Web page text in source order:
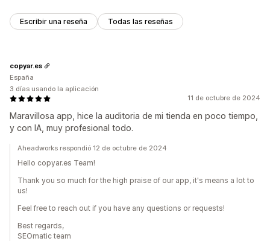
Escribir una reseña Todas las reseñas
11 de octubre de 2024
Maravillosa app, hice la auditoria de mi tienda en poco tiempo,
y con IA, muy profesional todo.
copyar.es
España
3 días usando la aplicación
Aheadworks respondió 12 de octubre de 2024
Hello copyar.es Team!
Thank you so much for the high praise of our app, it's means a lot to
us!
Feel free to reach out if you have any questions or requests!
Best regards,
SEOmatic team